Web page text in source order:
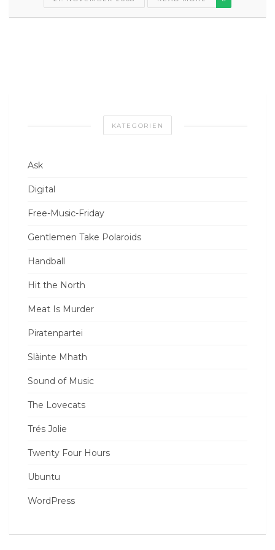
KATEGORIEN
Ask
Digital
Free-Music-Friday
Gentlemen Take Polaroids
Handball
Hit the North
Meat Is Murder
Piratenpartei
Slàinte Mhath
Sound of Music
The Lovecats
Trés Jolie
Twenty Four Hours
Ubuntu
WordPress